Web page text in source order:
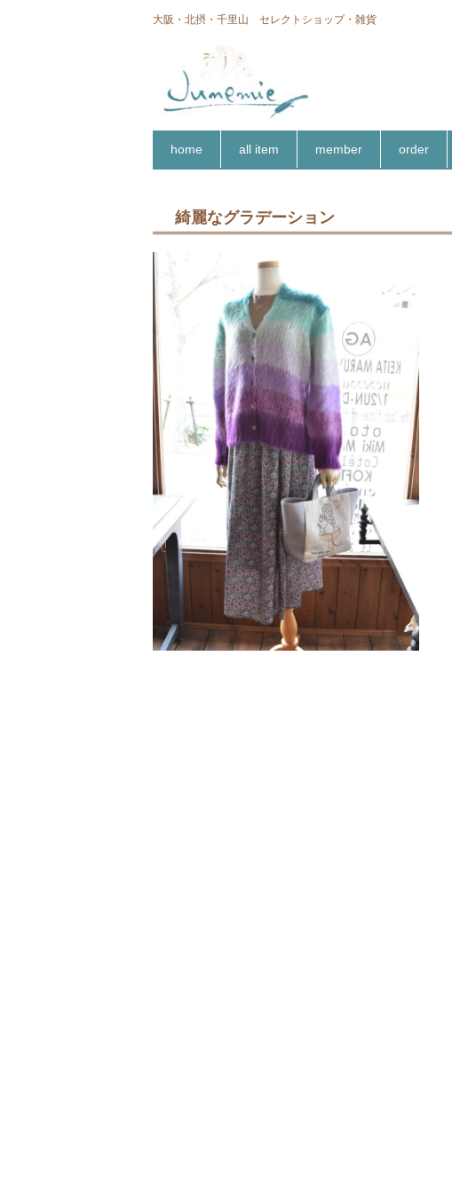
大阪・北摂・千里山 セレクトショップ・雑貨
home all item member order
綺麗なグラデーション